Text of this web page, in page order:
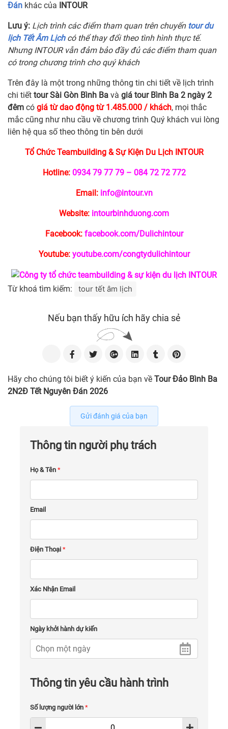
Đán khác của INTOUR
Lưu ý: Lịch trình các điểm tham quan trên chuyến tour du
lịch Tết Âm Lịchcó thể thay đổi theo tình hình thực tế.
Nhưng INTOUR vẫn đảm bảo đầy đủ các điểm tham quan
có trong chương trình cho quý khách
Trên đây là một trong những thông tin chi tiết về lịch trình
chi tiết tour Sài Gòn Bình Ba và giá tour Bình Ba 2 ngày 2
đêm có giá từ dao động từ 1.485.000 / khách, mọi thắc
mắc cũng như nhu cầu về chương trình Quý khách vui lòng
liên hệ qua số theo thông tin bên dưới
Tổ Chức Teambuilding & Sự Kiện Du Lịch INTOUR
Hotline: 0934 79 77 79 – 084 72 72 772
Email: info@intour.vn
Website: intourbinhduong.com
Facebook: facebook.com/Dulichintour
Youtube: youtube.com/congtydulichintour
Từ khoá tìm kiếm: tour tết âm lịch
Nếu bạn thấy hữu ích hãy chia sẻ
Hãy cho chúng tôi biết ý kiến của bạn về Tour Đảo Bình Ba
2N2Đ Tết Nguyên Đán 2026
Gửi đánh giá của bạn
Thông tin người phụ trách
Họ & Tên *
Email
Điện Thoại *
Xác Nhận Email
Ngày khởi hành dự kiến
Thông tin yêu cầu hành trình
Số lượng người lớn *